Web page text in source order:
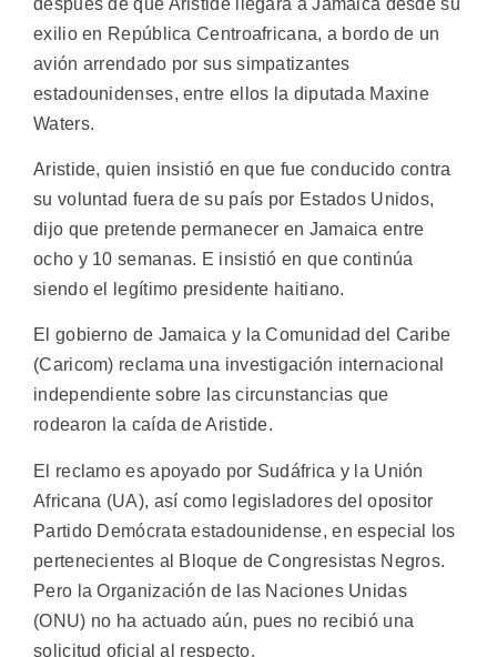
exilio en República Centroafricana, a bordo de un
avión arrendado por sus simpatizantes
estadounidenses, entre ellos la diputada Maxine
Waters.
Aristide, quien insistió en que fue conducido contra
su voluntad fuera de su país por Estados Unidos,
dijo que pretende permanecer en Jamaica entre
ocho y 10 semanas. E insistió en que continúa
siendo el legítimo presidente haitiano.
El gobierno de Jamaica y la Comunidad del Caribe
(Caricom) reclama una investigación internacional
independiente sobre las circunstancias que
rodearon la caída de Aristide.
El reclamo es apoyado por Sudáfrica y la Unión
Africana (UA), así como legisladores del opositor
Partido Demócrata estadounidense, en especial los
pertenecientes al Bloque de Congresistas Negros.
Pero la Organización de las Naciones Unidas
(ONU) no ha actuado aún, pues no recibió una
solicitud oficial al respecto.